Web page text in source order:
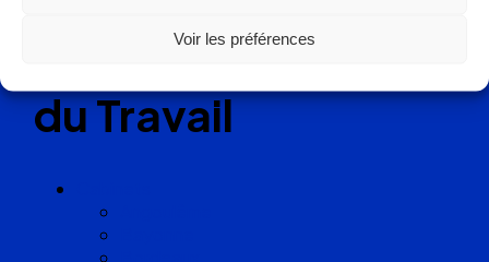
Voir les préférences
en Droit
du Travail